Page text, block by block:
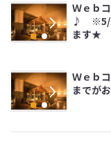
Ｗｅｂ
♪ ※5/2
ます★
Ｗｅｂ
までが